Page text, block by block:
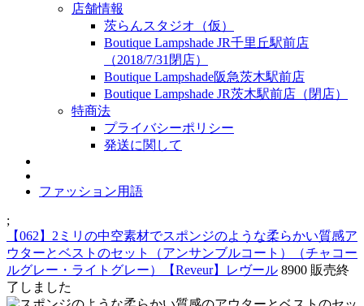
店舗情報
茨らんスタジオ（仮）
Boutique Lampshade JR千里丘駅前店
（2018/7/31閉店）
Boutique Lampshade阪急茨木駅前店
Boutique Lampshade JR茨木駅前店（閉店）
特商法
プライバシーポリシー
発送に関して
ファッション用語
;
【062】2ミリの中空素材でスポンジのような柔らかい質感ア
ウターとベストのセット（アンサンブルコート）（チャコー
ルグレー・ライトグレー）【Reveur】レヴール 8900 販売終
了しました